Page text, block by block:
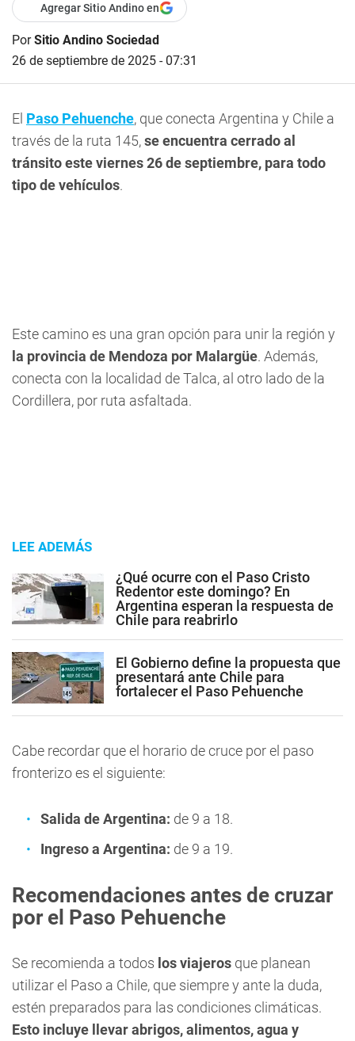
Agregar Sitio Andino en
PorSitio Andino Sociedad
26 de septiembre de 2025 - 07:31
El Paso Pehuenche, que conecta Argentina y Chile a
través de la ruta 145,se encuentra cerrado al
tránsito este viernes 26 de septiembre, para todo
tipo de vehículos.
Este camino es una gran opción para unir la región y
la provincia de Mendoza por Malargüe. Además,
conecta con la localidad de Talca, al otro lado de la
Cordillera, por ruta asfaltada.
LEE ADEMÁS
¿Qué ocurre con el Paso Cristo
Redentor este domingo? En
Argentina esperan la respuesta de
Chile para reabrirlo
El Gobierno define la propuesta que
presentará ante Chile para
fortalecer el Paso Pehuenche
Cabe recordar que el horario de cruce por el paso
fronterizo es el siguiente:
Salida de Argentina: de 9 a 18.
Ingreso a Argentina: de 9 a 19.
Recomendaciones antes de cruzar
por el Paso Pehuenche
Se recomienda a todos los viajeros que planean
utilizar el Paso a Chile, que siempre y ante la duda,
estén preparados para las condiciones climáticas.
Esto incluye llevar abrigos, alimentos, agua y